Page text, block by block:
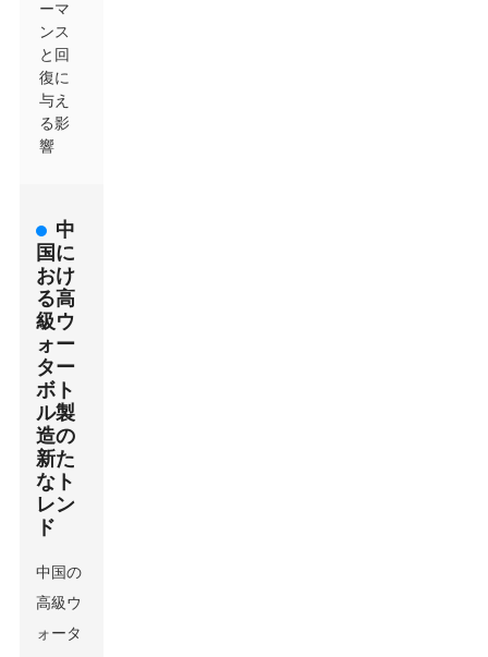
ーマ
ンス
と回
復に
与え
る影
響
中
国に
おけ
る高
級ウ
ォー
ター
ボト
ル製
造の
新た
なト
レン
ド
中国の
高級ウ
ォータ